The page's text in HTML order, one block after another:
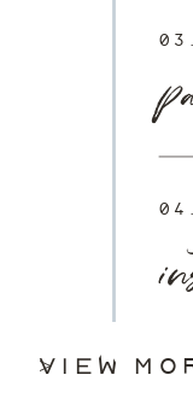
VIEW MORE >